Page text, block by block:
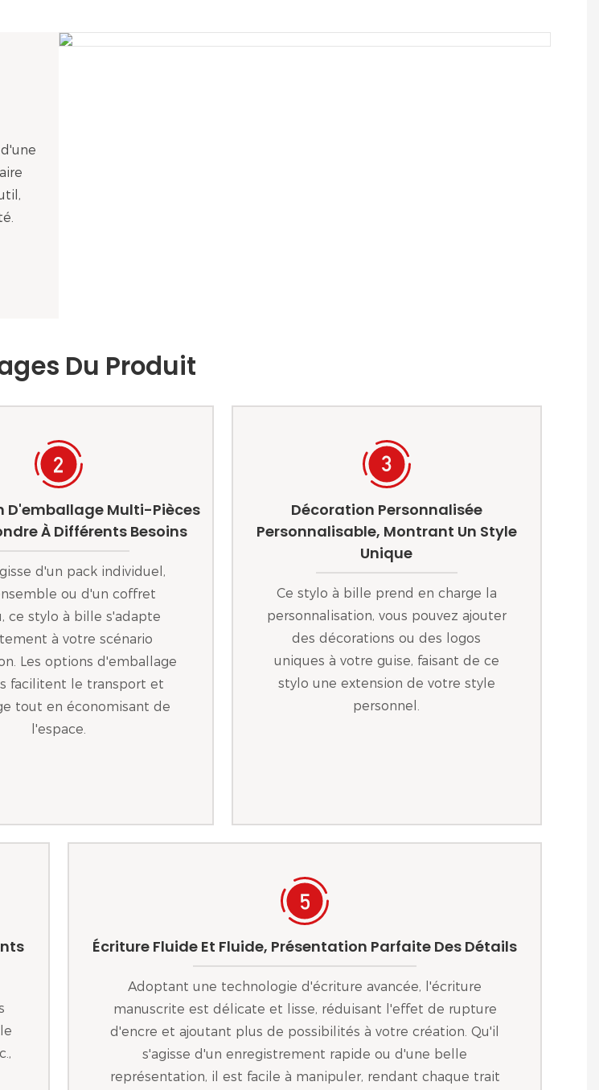
Du Produit
D'emballage Multi-Pièces
À Différents Besoins
d'un pack individuel,
ou d'un coffret
ce stylo à bille s'adapte
à votre scénario
Les options d'emballage
facilitent le transport et
tout en économisant de
l'espace.
Décoration Personnalisée
Personnalisable, Montrant Un Style
Unique
Ce stylo à bille prend en charge la
personnalisation, vous pouvez ajouter
des décorations ou des logos
uniques à votre guise, faisant de ce
stylo une extension de votre style
personnel.
Écriture Fluide Et Fluide, Présentation Parfaite Des Détails
Adoptant une technologie d'écriture avancée, l'écriture
manuscrite est délicate et lisse, réduisant l'effet de rupture
d'encre et ajoutant plus de possibilités à votre création. Qu'il
s'agisse d'un enregistrement rapide ou d'une belle
représentation, il est facile à manipuler, rendant chaque trait